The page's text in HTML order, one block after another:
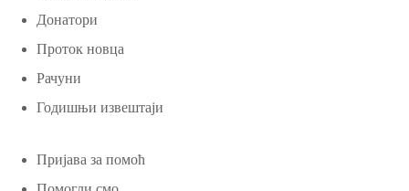
Донатори
Проток новца
Рачуни
Годишњи извештаји
Пријава за помоћ